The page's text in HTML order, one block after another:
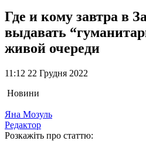
Где и кому завтра в
выдавать
живой очереди
11:12 22 Грудня 2022
Новини
Яна Мозуль
Редактор
Розкажіть про статтю: